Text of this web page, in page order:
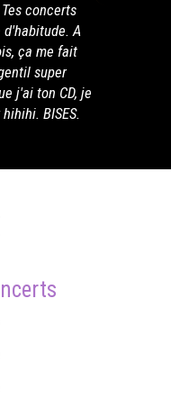
concerts
A
ça me fait
super
j'ai ton CD, je
BISES.